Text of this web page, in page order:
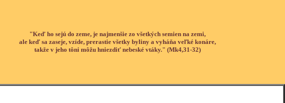
"Keď ho sejú do zeme, je najmenšie zo všetkých semien na zemi,
ale keď sa zaseje, vzíde, prerastie všetky byliny a vyháňa veľké konáre,
takže v jeho tôni môžu hniezdiť nebeské vtáky." (Mk4,31-32)